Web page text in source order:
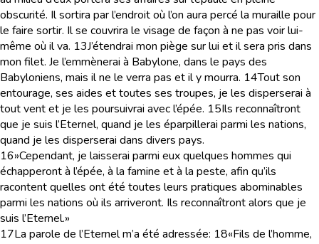
obscurité. Il sortira par l’endroit où l’on aura percé la muraille pour
le faire sortir. Il se couvrira le visage de façon à ne pas voir lui-
même où il va. 13J’étendrai mon piège sur lui et il sera pris dans
mon filet. Je l’emmènerai à Babylone, dans le pays des
Babyloniens, mais il ne le verra pas et il y mourra. 14Tout son
entourage, ses aides et toutes ses troupes, je les disperserai à
tout vent et je les poursuivrai avec l’épée. 15Ils reconnaîtront
que je suis l’Eternel, quand je les éparpillerai parmi les nations,
quand je les disperserai dans divers pays.
16»Cependant, je laisserai parmi eux quelques hommes qui
échapperont à l’épée, à la famine et à la peste, afin qu’ils
racontent quelles ont été toutes leurs pratiques abominables
parmi les nations où ils arriveront. Ils reconnaîtront alors que je
suis l’Eternel.»
17La parole de l’Eternel m’a été adressée: 18«Fils de l’homme,